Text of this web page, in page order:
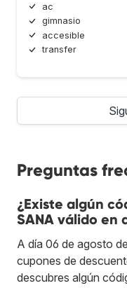
ac
gimnasio
accesible
transfer
Preguntas
¿Existe algún
SANA válido en
A día 06 de agosto
cupones de
descubres algún